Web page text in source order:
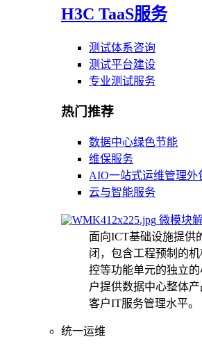
H3C TaaS服务
测试体系咨询
测试平台建设
专业测试服务
热门推荐
数据中心绿色节能
维保服务
AIO一站式运维管理外
云与智能服务
微模块
面向ICT基础设施提供
闭，包含工程预制的
控等功能单元的独立
户提供数据中心整体
客户IT服务管理水平。
统一运维